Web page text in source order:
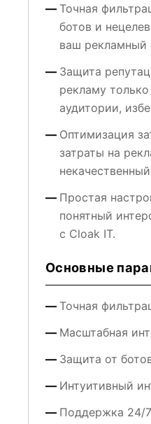
Точная
ботов и
ваш рекламный
Защита
рекламу
аудитории,
Оптимизация
затраты на
Простая
понятный
с Cloak IT.
Основные
Точная
Масштабная
Защита от
Интуитивный
Поддержка 24/7